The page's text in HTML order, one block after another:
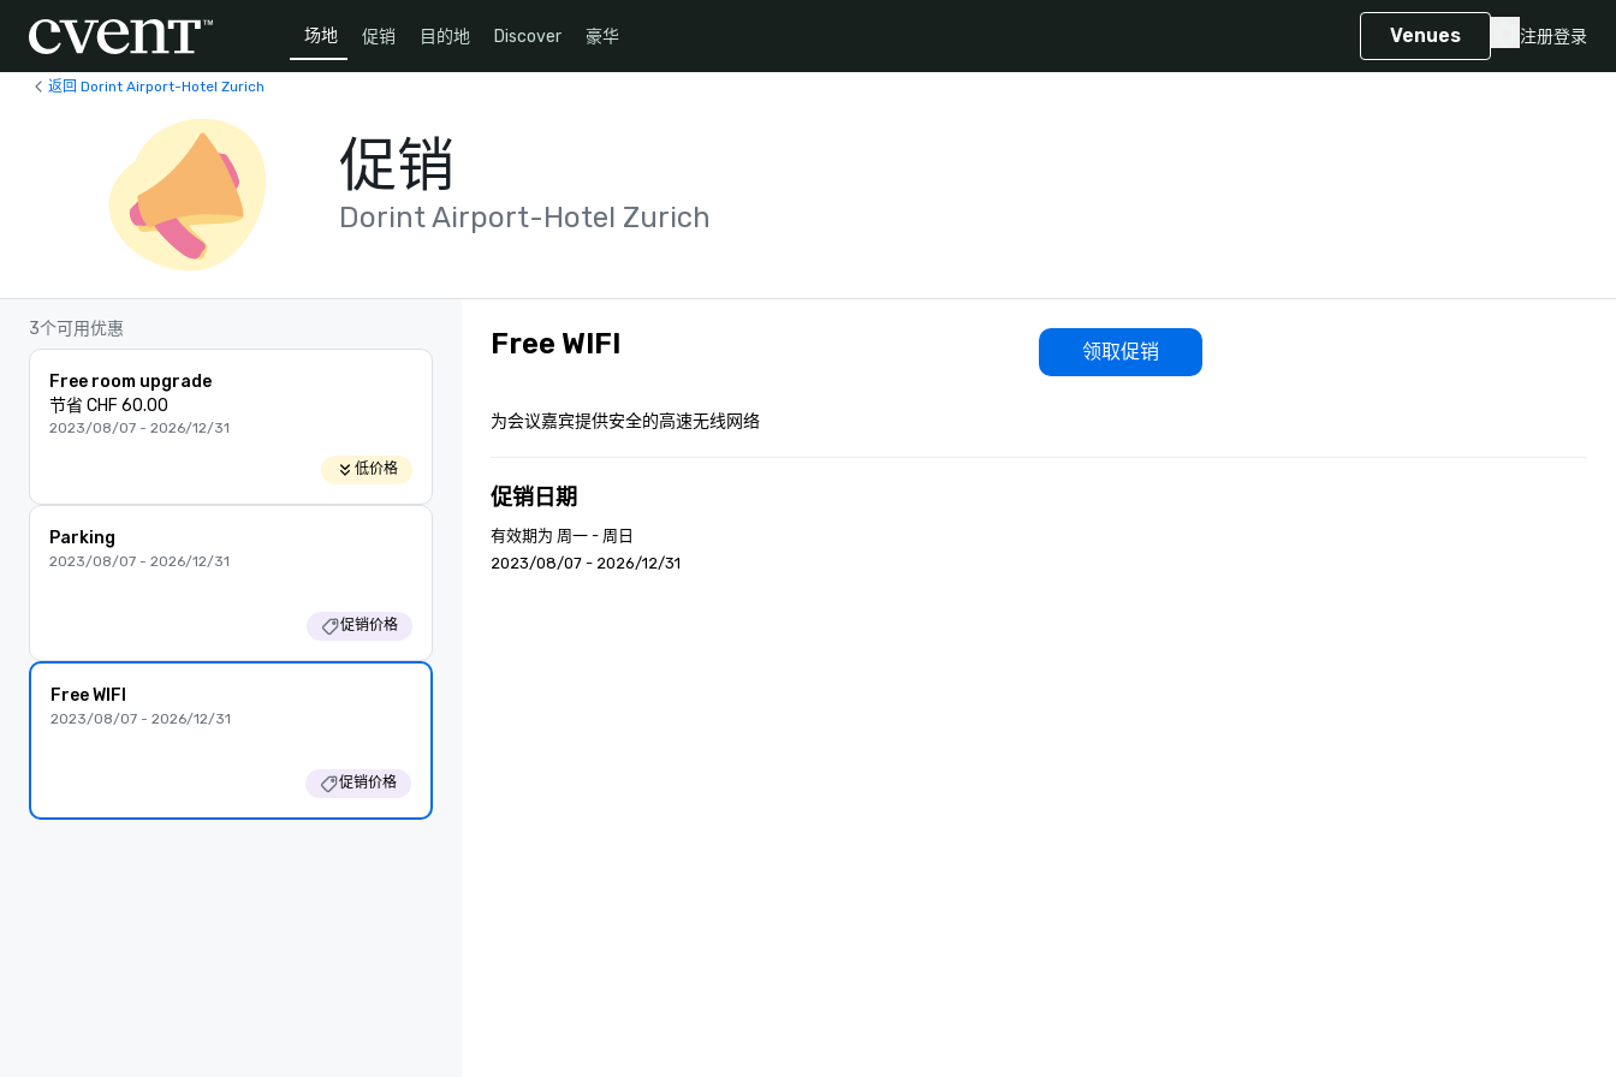
场地 促销 目的地 Discover 豪华 Venues 注册登录
返回 Dorint Airport-Hotel Zurich
促销
Dorint Airport-Hotel Zurich
3个可用优惠
Free room upgrade
节省 CHF 60.00
2023/08/07 - 2026/12/31
低价格
Parking
2023/08/07 - 2026/12/31
促销价格
Free WIFI
2023/08/07 - 2026/12/31
促销价格
Free WIFI 领取促销
为会议嘉宾提供安全的高速无线网络
促销日期
有效期为 周一 - 周日
2023/08/07 - 2026/12/31